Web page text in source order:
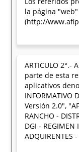
la página
(http://
ARTICULO 2°.-
parte de esta
aplicativos
INFORMATIVO
Versión 2.0",
RANCHO -
DGI - REGIMEN
ADQUIRENTES